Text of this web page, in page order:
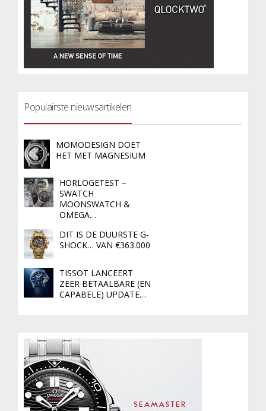
Populairste nieuwsartikelen
MOMODESIGN DOET
HET MET MAGNESIUM
HORLOGETEST –
SWATCH
MOONSWATCH &
OMEGA…
DIT IS DE DUURSTE G-
SHOCK… VAN €363.000
TISSOT LANCEERT
ZEER BETAALBARE (EN
CAPABELE) UPDATE…